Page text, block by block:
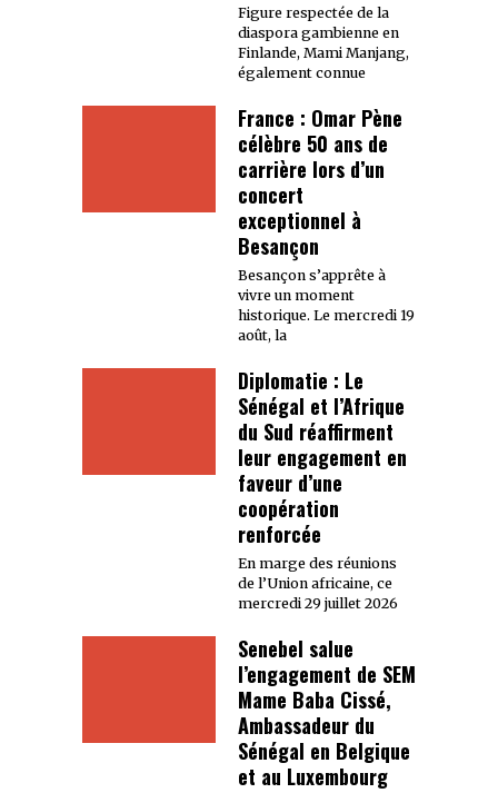
Figure respectée de la
diaspora gambienne en
Finlande, Mami Manjang,
également connue
France : Omar Pène
célèbre 50 ans de
carrière lors d’un
concert
exceptionnel à
Besançon
Besançon s’apprête à
vivre un moment
historique. Le mercredi 19
août, la
Diplomatie : Le
Sénégal et l’Afrique
du Sud réaffirment
leur engagement en
faveur d’une
coopération
renforcée
En marge des réunions
de l’Union africaine, ce
mercredi 29 juillet 2026
Senebel salue
l’engagement de SEM
Mame Baba Cissé,
Ambassadeur du
Sénégal en Belgique
et au Luxembourg